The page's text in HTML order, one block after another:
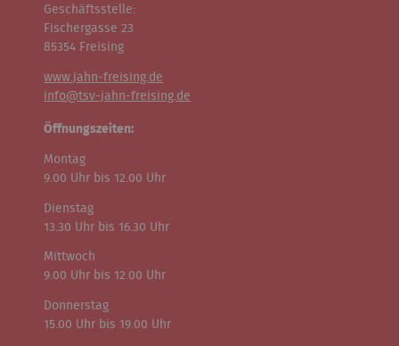
Geschäftsstelle:
Fischergasse 23
85354 Freising
www.jahn-freising.de
info@tsv-jahn-freising.de
Öffnungszeiten:
Montag
9.00 Uhr bis 12.00 Uhr
Dienstag
13.30 Uhr bis 16.30 Uhr
Mittwoch
9.00 Uhr bis 12.00 Uhr
Donnerstag
15.00 Uhr bis 19.00 Uhr